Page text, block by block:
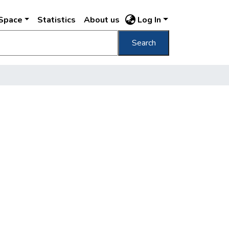
Statistics About us Log In
Search